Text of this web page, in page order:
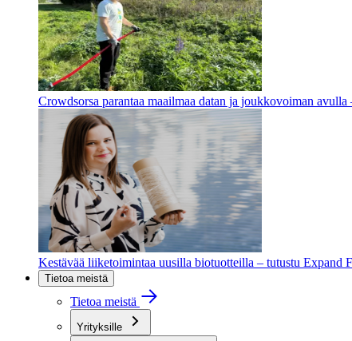
Crowdsorsa parantaa maailmaa datan ja joukkovoiman avulla
Kestävää liiketoimintaa uusilla biotuotteilla – tutustu Expand
Tietoa meistä
Tietoa meistä
Yrityksille